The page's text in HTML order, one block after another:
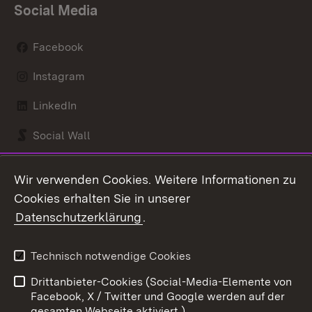
Social Media
Facebook
Instagram
LinkedIn
Social Wall
Kontakt
Barrierefreiheit
Impressum
Cookies
Wir verwenden Cookies. Weitere Informationen zu
Cookies erhalten Sie in unserer
Datenschutzerklärung.
Technisch notwendige Cookies
Drittanbieter-Cookies (Social-Media-Elemente von
Facebook, X / Twitter und Google werden auf der